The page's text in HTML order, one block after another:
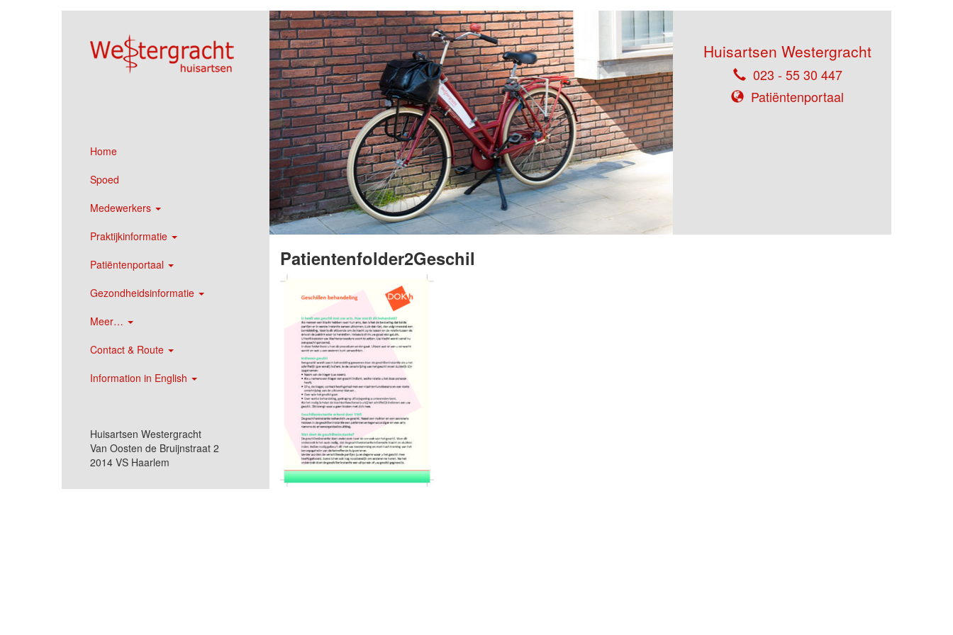
Home
Spoed
Medewerkers
Praktijkinformatie
Patiëntenportaal
Gezondheidsinformatie
Meer…
Contact & Route
Information in English
Huisartsen Westergracht
Van Oosten de Bruijnstraat 2
2014 VS Haarlem
Huisartsen Westergracht
023 - 55 30 447
Patiëntenportaal
Patientenfolder2Geschil